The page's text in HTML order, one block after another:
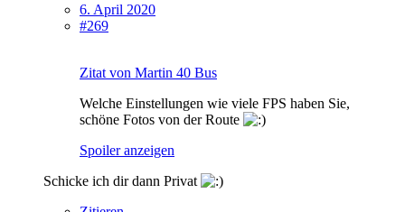
6. April 2020
#269
Zitat von Martin 40 Bus
Welche Einstellungen wie viele FPS haben Sie,
schöne Fotos von der Route
Spoiler anzeigen
Schicke ich dir dann Privat